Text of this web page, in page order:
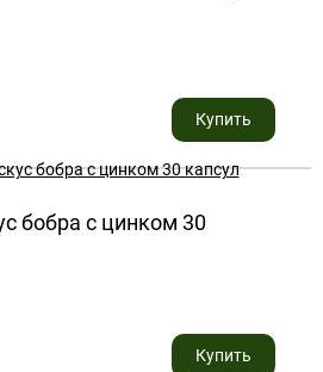
желчь бурого медведя – 50 мг.,
Купить
бобра с цинком 30
цинк, лактоза, желатиновая капсула.
Купить